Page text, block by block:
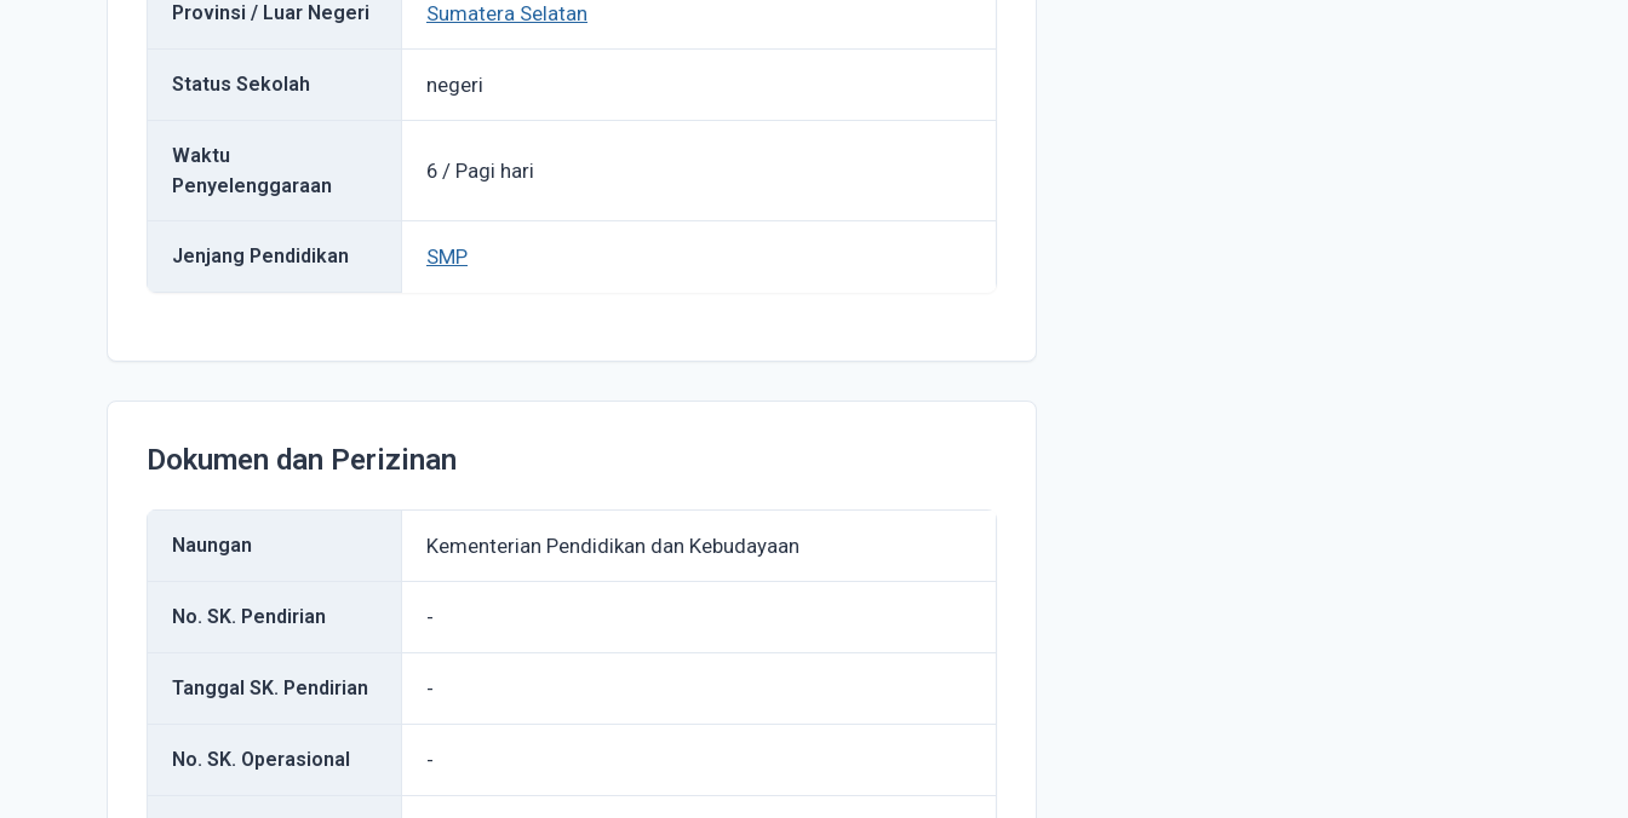
Provinsi / Luar Negeri Sumatera Selatan
Status Sekolah negeri
Waktu
Penyelenggaraan
6 / Pagi hari
Jenjang Pendidikan SMP
Dokumen dan Perizinan
Naungan Kementerian Pendidikan dan Kebudayaan
No. SK. Pendirian -
Tanggal SK. Pendirian -
No. SK. Operasional -